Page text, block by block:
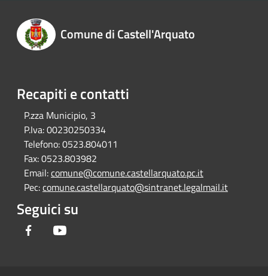
Comune di Castell'Arquato
Recapiti e contatti
P.zza Municipio, 3
P.Iva:00230250334
Telefono:0523.804011
Fax:0523.803982
Email:comune@comune.castellarquato.pc.it
Pec:comune.castellarquato@sintranet.legalmail.it
Seguici su
Facebook